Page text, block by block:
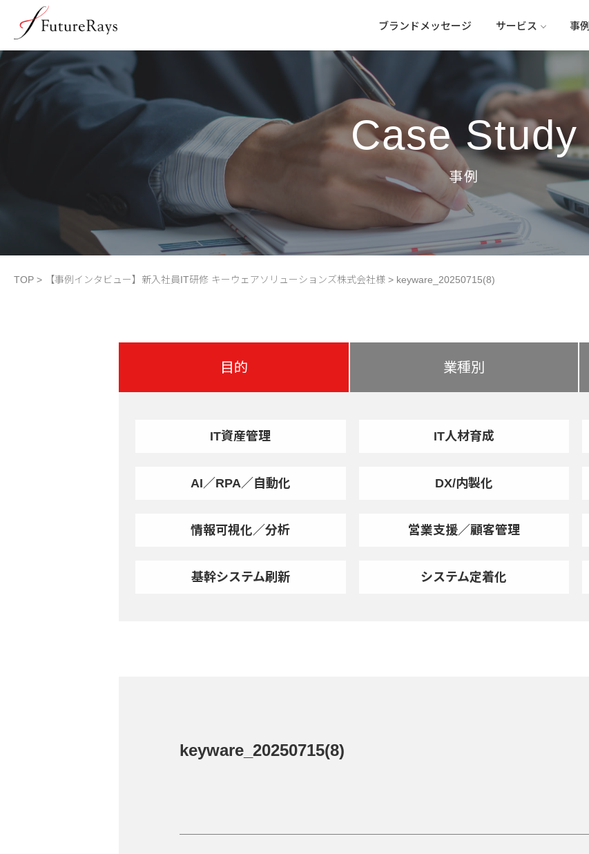
ブランドメッセージ サービス 事例
Case Study
TOP > 【事例インタビュー】新入社員IT研修 キーウェアソリューションズ株式会社様 > keyware_20250715(8)
目的 業種別
IT資産管理 IT人材育成
AI／RPA／自動化 DX/内製化
情報可視化／分析 営業支援／顧客管理
基幹システム刷新 システム定着化
keyware_20250715(8)